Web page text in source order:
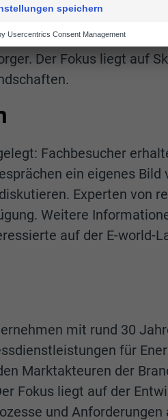
2026 weitere zentrale
modulare
Der Fokus liegt auf
Fachbesucher
ein eigenes Bild
Experten von
Weitere
auf der E-world-
mit rund 30
für
Marktakteuren der
Fokus liegt auf der
und Anforderungen